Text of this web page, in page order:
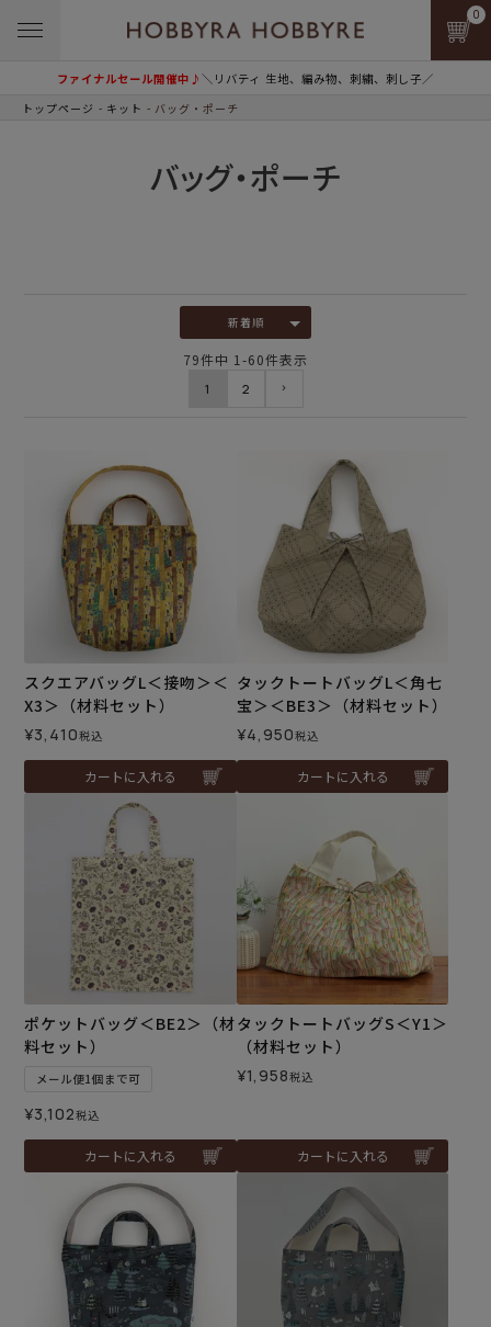
ファイナルセール開催中♪＼リバティ 生地、編み物、刺繍、刺し子／
0
トップページ キット バッグ・ポーチ
バッグ・ポーチ
新着順
79件中 1 -60件表示
1 2
スクエアバッグL＜接吻＞＜
X3＞（材料セット）
¥3,410税込
カートに入れる
タックトートバッグL＜角七
宝＞＜BE3＞（材料セット）
¥4,950税込
カートに入れる
ポケットバッグ＜BE2＞（材
料セット）
メール便1個まで可
¥3,102税込
カートに入れる
タックトートバッグS＜Y1＞
（材料セット）
¥1,958税込
カートに入れる